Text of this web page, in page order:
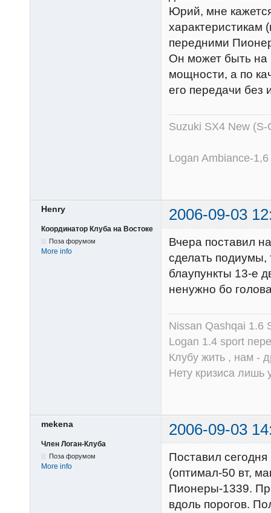
Юрий, мне
характеристикам
передними
Он может быть на
мощности, а по
его передачи
Suzuki SX4 New (S-
Logan Ambiance-
Henry 2006-09-03
Координатор Клуба на Востоке
Поза форумом
More info
Вчера поставил
сделать подиумы,
блаупункты 13-е
ненужно бо
Nissan Qashqai 1.6
Logan 1.4 sport
Клубу жить , нам -
Нету кризиса
mekena 2006-09-03
Член Логан-Клуба
Поза форумом
More info
Поставил
(оптимал-50 вт,
Пионеры-1339.
вдоль порогов.